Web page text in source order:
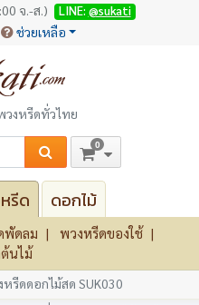
จ.-ส.) LINE: @sukati
ช่วยเหลือ
วงหรีดทั่วไทย
0
รีด ดอกไม้
พัดลม
พวงหรีดของใช้
นไม้
หรีดดอกไม้สด SUK030